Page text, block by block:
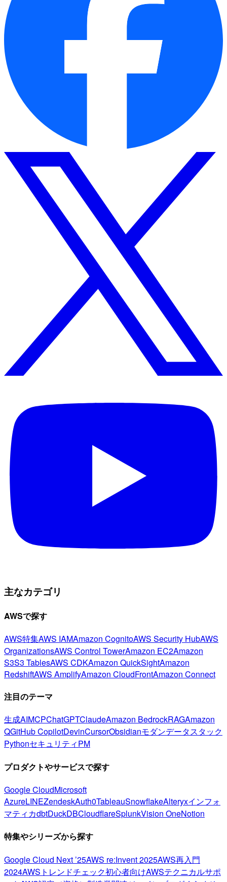
主なカテゴリ
AWSで探す
AWS特集AWS IAMAmazon CognitoAWS Security HubAWS
OrganizationsAWS Control TowerAmazon EC2Amazon
S3S3 TablesAWS CDKAmazon QuickSightAmazon
RedshiftAWS AmplifyAmazon CloudFrontAmazon Connect
注目のテーマ
生成AIMCPChatGPTClaudeAmazon BedrockRAGAmazon
QGitHub CopilotDevinCursorObsidianモダンデータスタック
PythonセキュリティPM
プロダクトやサービスで探す
Google CloudMicrosoft
AzureLINEZendeskAuth0TableauSnowflakeAlteryxインフォ
マティカdbtDuckDBCloudflareSplunkVision OneNotion
特集やシリーズから探す
Google Cloud Next ’25AWS re:Invent 2025AWS再入門
2024AWSトレンドチェック初心者向けAWSテクニカルサポ